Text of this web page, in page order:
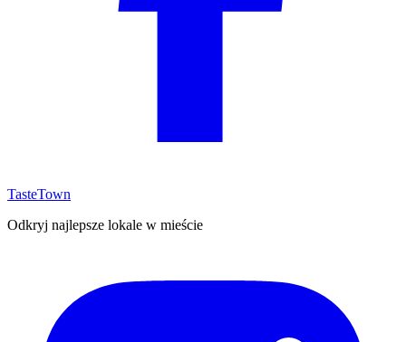
TasteTown
Odkryj najlepsze lokale w mieście